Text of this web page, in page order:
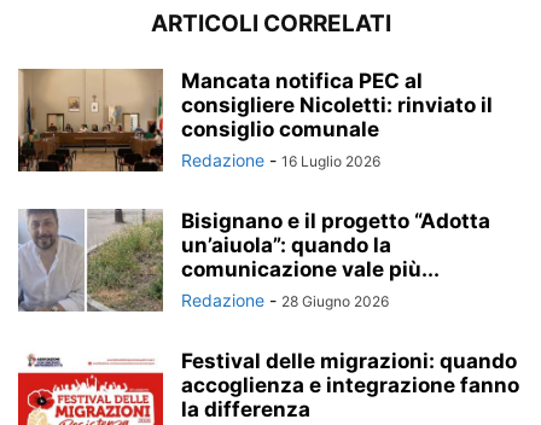
ARTICOLI CORRELATI
Mancata notifica PEC al
consigliere Nicoletti: rinviato il
consiglio comunale
Redazione - 16 Luglio 2026
Bisignano e il progetto “Adotta
un’aiuola”: quando la
comunicazione vale più...
Redazione - 28 Giugno 2026
Festival delle migrazioni: quando
accoglienza e integrazione fanno
la differenza